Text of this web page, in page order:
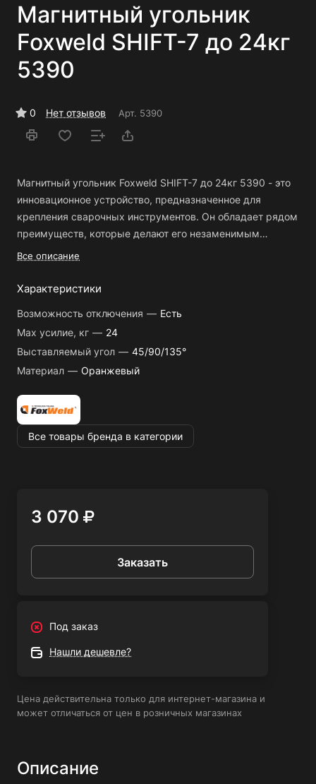
Магнитный угольник
Foxweld SHIFT-7 до 24кг
5390
0 Нет отзывов Арт. 5390
Магнитный угольник Foxweld SHIFT-7 до 24кг 5390 - это
инновационное устройство, предназначенное для
крепления сварочных инструментов. Он обладает рядом
преимуществ, которые делают его незаменимым
помощником во время проведения сварочных работ.
SHIFT-7 до 24кг 5390:
Надежное крепление инструментов на рабочей
поверхности;
Удобная регулировка угла наклона, позволяющая
настроить инструмент в нужном положении;
Прочная конструкция, изготовленная из
Универсальное применение - подходит для различных
сварочных инструментов.
Магнитный угольник Foxweld SHIFT-7 до 24кг 5390
крепится в сварочных инструментах с помощью
магнитной основы. Он легко прикрепляется к
крепление инструментов в нужном положении.
Благодаря своей мощности и прочности, этот угольник
подходит для широкого спектра сварочных
Все описание
Характеристики
Возможность отключения — Есть
Max усилие, кг — 24
Выставляемый угол — 45/90/135°
Материал — Оранжевый
Все товары бренда в категории
3 070
Заказать
Под заказ
Нашли дешевле?
Цена действительна только для интернет-магазина и
может отличаться от цен в розничных магазинах
Описание